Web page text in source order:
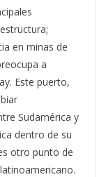
en minas de
a
Este puerto,
Sudamérica y
dentro de su
otro punto de